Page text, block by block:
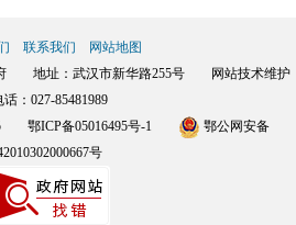
联系我们
网站地图
府 地址：武汉市新华路255号 网站技术维护
话：027-85481989
鄂ICP备05016495号-1
鄂公网安备
号